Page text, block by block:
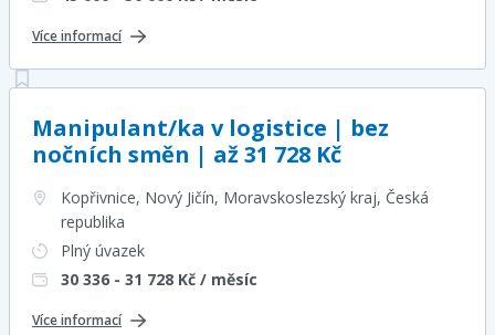
Více informací
Manipulant/ka v logistice | bez
nočních směn | až 31 728 Kč
Kopřivnice, Nový Jičín, Moravskoslezský kraj, Česká
republika
Plný úvazek
30 336 - 31 728 Kč / měsíc
Více informací